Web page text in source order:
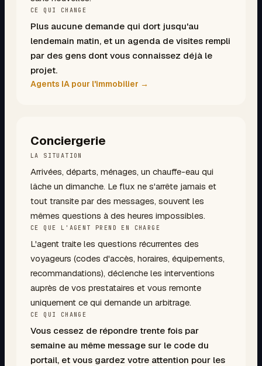
CE QUI CHANGE
Plus aucune demande qui dort jusqu'au
lendemain matin, et un agenda de visites rempli
par des gens dont vous connaissez déjà le
projet.
Agents IA pour l'immobilier →
Conciergerie
LA SITUATION
Arrivées, départs, ménages, un chauffe-eau qui
lâche un dimanche. Le flux ne s'arrête jamais et
tout transite par des messages, souvent les
mêmes questions à des heures impossibles.
CE QUE L'AGENT PREND EN CHARGE
L'agent traite les questions récurrentes des
voyageurs (codes d'accès, horaires, équipements,
recommandations), déclenche les interventions
auprès de vos prestataires et vous remonte
uniquement ce qui demande un arbitrage.
CE QUI CHANGE
Vous cessez de répondre trente fois par
semaine au même message sur le code du
portail, et vous gardez votre attention pour les